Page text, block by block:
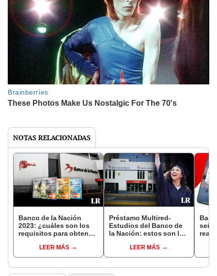
NOTAS RELACIONADAS
Banco de la Nación
2023: ¿cuáles son los
requisitos para obtener
entidad?LEER MÁS
Préstamo Multired-
Estudios del Banco de
la Nación: estos son los
financiar tu educación
LEER MÁS